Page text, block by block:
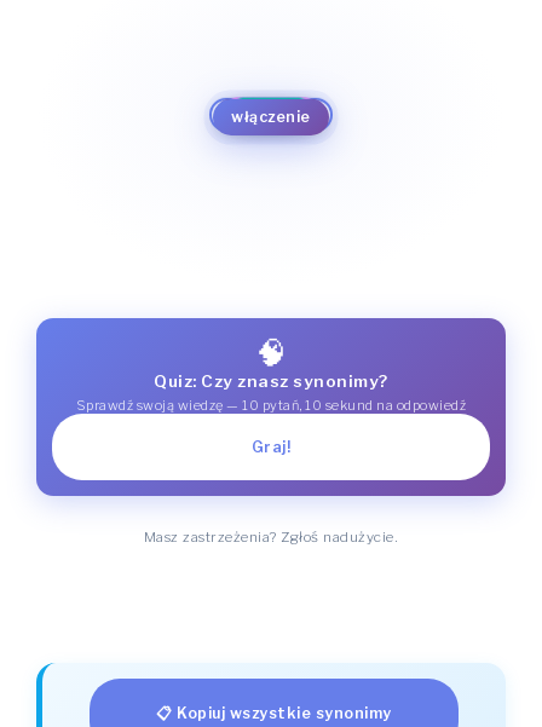
włączenie
inkorporacja
przyłączenie
wcielenie
akces
akcesja
przystąpienie
udział
inkarnacja
manifestacja
personifikacja
ucieleśnienie
uosobienie
🧠
Quiz: Czy znasz synonimy?
Sprawdź swoją wiedzę — 10 pytań, 10 sekund na odpowiedź
Graj!
Masz zastrzeżenia? Zgłoś nadużycie.
📋 Kopiuj wszystkie synonimy